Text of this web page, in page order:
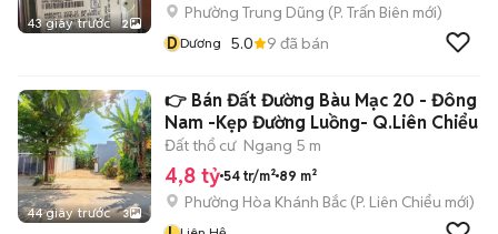
43 giây trước 2
Phường Trung Dũng (P. Trấn Biên mới)
DDương 5.0 9 đã bán
44 giây trước 3
👉 Bán Đất Đường Bàu Mạc 20 - Đông
Nam -Kẹp Đường Luồng- Q.Liên Chiểu
Đất thổ cư Ngang 5 m
4,8 tỷ 54 tr/m² 89 m²
Phường Hòa Khánh Bắc (P. Liên Chiểu mới)